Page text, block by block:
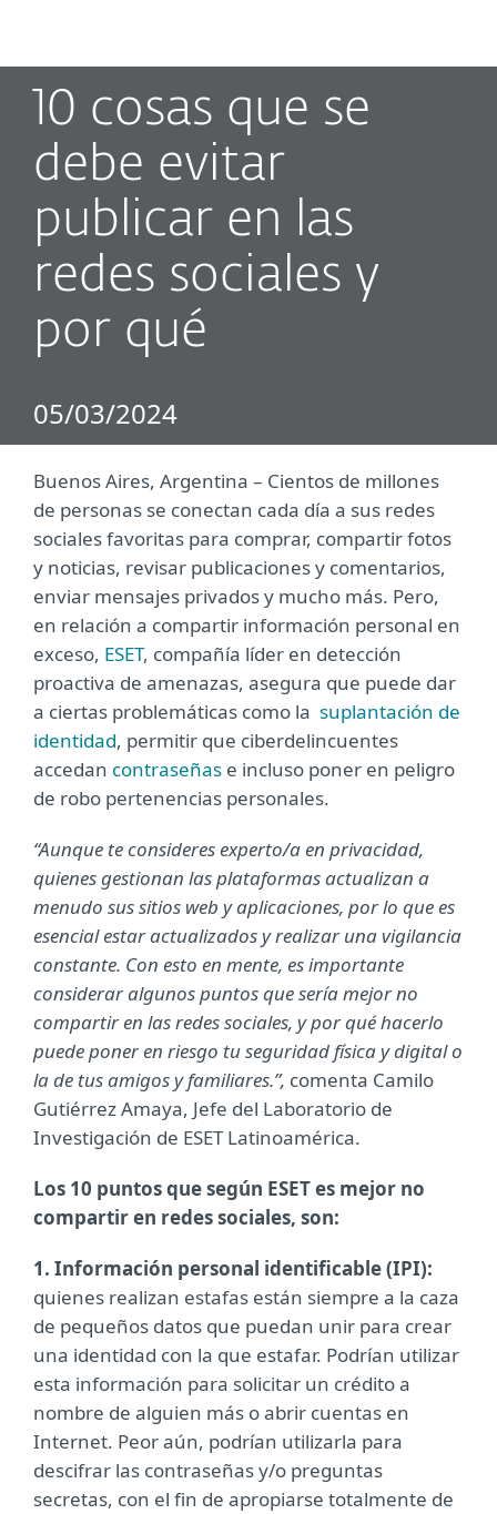
10 cosas que se
debe evitar
publicar en las
redes sociales y
por qué
05/03/2024
Buenos Aires, Argentina ­– Cientos de millones
de personas se conectan cada día a sus redes
sociales favoritas para comprar, compartir fotos
y noticias, revisar publicaciones y comentarios,
enviar mensajes privados y mucho más. Pero,
en relación a compartir información personal en
exceso, ESET, compañía líder en detección
proactiva de amenazas, asegura que puede dar
a ciertas problemáticas como la suplantación de
identidad, permitir que ciberdelincuentes
accedan contraseñas e incluso poner en peligro
de robo pertenencias personales.
“Aunque te consideres experto/a en privacidad,
quienes gestionan las plataformas actualizan a
menudo sus sitios web y aplicaciones, por lo que es
esencial estar actualizados y realizar una vigilancia
constante. Con esto en mente, es importante
considerar algunos puntos que sería mejor no
compartir en las redes sociales, y por qué hacerlo
puede poner en riesgo tu seguridad física y digital o
la de tus amigos y familiares.”, comenta Camilo
Gutiérrez Amaya, Jefe del Laboratorio de
Investigación de ESET Latinoamérica.
Los 10 puntos que según ESET es mejor no
compartir en redes sociales, son:
1. Información personal identificable (IPI):
quienes realizan estafas están siempre a la caza
de pequeños datos que puedan unir para crear
una identidad con la que estafar. Podrían utilizar
esta información para solicitar un crédito a
nombre de alguien más o abrir cuentas en
Internet. Peor aún, podrían utilizarla para
descifrar las contraseñas y/o preguntas
secretas, con el fin de apropiarse totalmente de